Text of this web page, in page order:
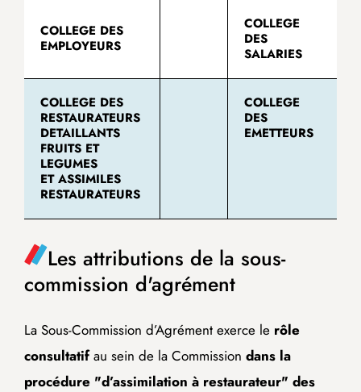
COLLEGE DES
EMPLOYEURS
COLLEGE
DES
SALARIES
COLLEGE DES
RESTAURATEURS
DETAILLANTS
FRUITS ET
LEGUMES
ET ASSIMILES
RESTAURATEURS
COLLEGE
DES
EMETTEURS
Les attributions de la sous-
commission d'agrément
La Sous-Commission d’Agrément exerce le rôle
consultatifau sein de la Commission dans la
procédure "d’assimilation à restaurateur" des